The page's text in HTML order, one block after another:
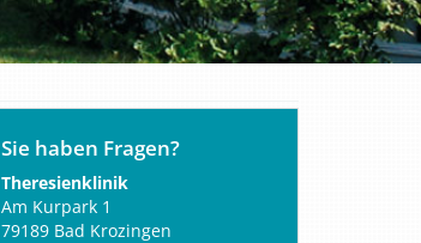
Sie haben Fragen?
Theresienklinik
Am Kurpark 1
79189 Bad Krozingen